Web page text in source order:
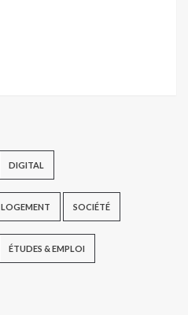
DIGITAL
LOGEMENT SOCIÉTÉ
ÉTUDES & EMPLOI